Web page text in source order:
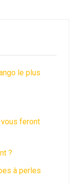
le plus
feront
?
à perles